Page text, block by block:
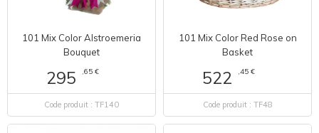
101 Mix Color Alstroemeria
Bouquet
295 ,65 €
Code produit : TF140
101 Mix Color Red Rose on
Basket
522 ,45 €
Code produit : TF48